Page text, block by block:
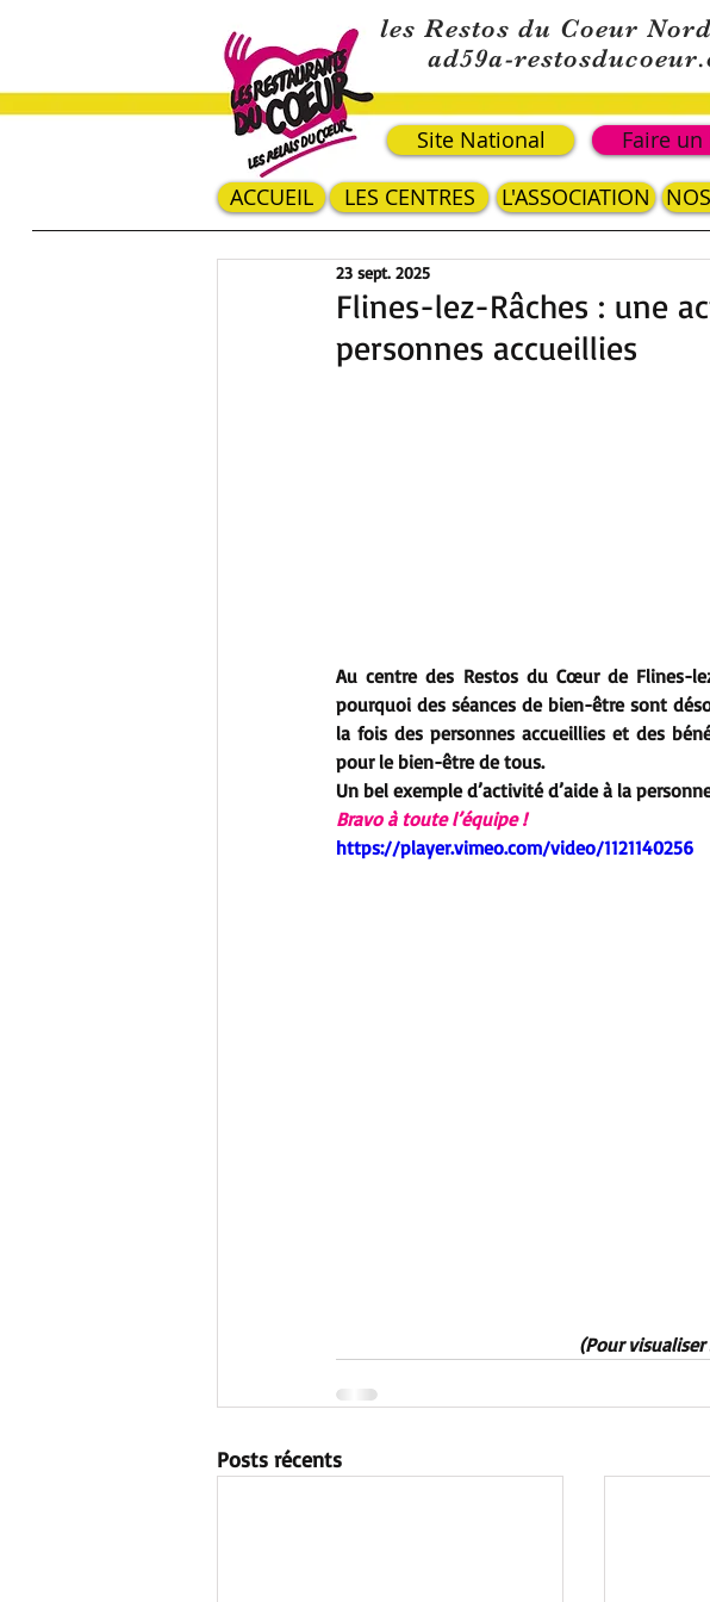
les Restos du Coeur
Faire un
ad59a-
Site National
ACCUEIL
LES CENTRES L'ASSOCIATION
Flines-lez-Râches : une
personnes accueillies
23 sept. 2025
Au centre des Restos du Cœur de Flines-
pourquoi des séances de bien-être sont
la fois des personnes accueillies et des
pour le bien-être de tous.
Un bel exemple d’activité d’aide à la
Bravo à toute l’équipe !
https://player.vimeo.com/video/1121140256
(Pour
Posts récents